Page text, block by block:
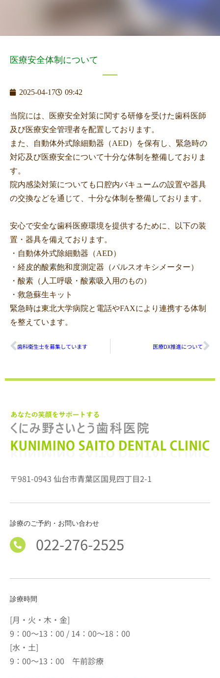
医療安全体制について
2025-04-17 09:42
当院には、医療安全対策に関する研修を受けた歯科医師
及び医療安全管理者を配置しております。
また、自動体外式除細動器（AED）を保有し、緊急時の
対応及び医療安全について十分な体制を整備しておりま
す。
院内感染対策についても口腔内バキュームの設置や器具
の交換などを通じて、十分な体制を整備しております。
安心で安全な歯科医療環境を提供するために、以下の装
置・器具を備えております。
・自動体外式除細動器（AED）
・経皮的酸素飽和度測定器（パルスオキシメーター）
・酸素（人工呼吸・酸素吸入用のもの）
・救急蘇生キット
緊急時は東北大学病院と電話やFAXにより連携する体制
を整えています。
歯科衛生士を募集しています 医療DX推進について
〒981-0943 仙台市青葉区国見四丁目2-1
診療のご予約・お問い合わせ
022-276-2525
診療時間
[月・火・木・金]
9：00～13：00 / 14：00～18：00
[水・土]
9：00～13：00 午前診療